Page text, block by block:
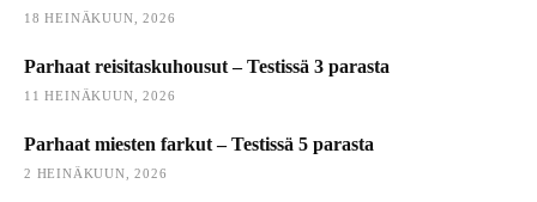
18 HEINÄKUUN, 2026
Parhaat reisitaskuhousut – Testissä 3 parasta
11 HEINÄKUUN, 2026
Parhaat miesten farkut – Testissä 5 parasta
2 HEINÄKUUN, 2026